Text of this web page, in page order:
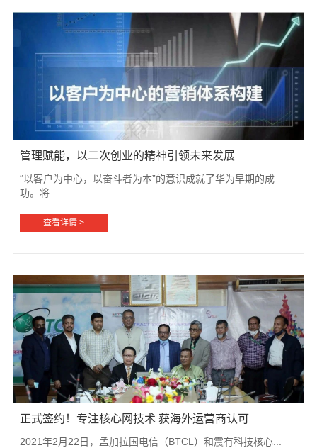
管理赋能，以二次创业的精神引领未来发展
“以客户为中心，以奋斗者为本”的意识成就了华为早期的成
功。将...
查看详情 >
正式签约！专注核心网技术 获海外运营商认可
2021年2月22日，孟加拉国电信（BTCL）和震有科技核心...